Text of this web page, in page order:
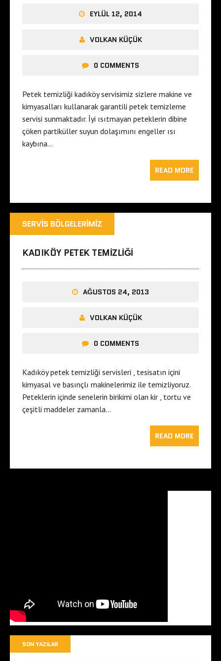
EYLÜL 12, 2014
VOLKAN KÜÇÜK
0 COMMENTS
Petek temizliği kadıköy servisimiz sizlere makine ve
kimyasalları kullanarak garantili petek temizleme
servisi sunmaktadır. İyi ısıtmayan peteklerin dibine
çöken partiküller suyun dolaşımını engeller ısı
kaybına…
READ MORE
SERVIS BÖLGELERIMIZ
KADIKÖY PETEK TEMIZLIĞI
AĞUSTOS 24, 2013
VOLKAN KÜÇÜK
0 COMMENTS
Kadıköy petek temizliği servisleri , tesisatın içini
kimyasal ve basınçlı makinelerimiz ile temizliyoruz.
Peteklerin içinde senelerin birikimi olan kir , tortu ve
çeşitli maddeler zamanla…
READ MORE
SON YAZILAR